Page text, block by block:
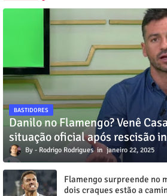
BASTIDORES
Danilo no Flamengo? Venê
situação oficial após rescisão
Rodrigo Rodrigues janeiro 22, 2025
Flamengo surpreende no
dois craques estão a